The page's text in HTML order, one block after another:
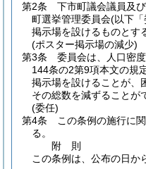
第2条
下市町議会議員及
町選挙管理委員会(以下「
掲示場を設けるものとす
(ポスター掲示場の減少)
第3条
委員会は、人口密
144条の2第9項本文の規
掲示場を設けることが、
その総数を減ずることが
(委任)
第4条
この条例の施行に
る。
附 則
この条例は、公布の日か